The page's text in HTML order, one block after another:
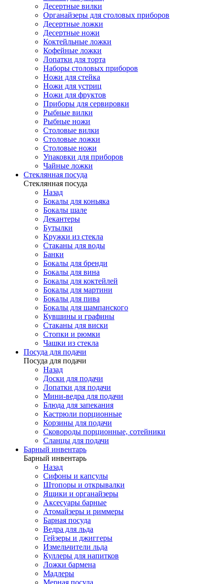
Десертные вилки
Органайзеры для столовых приборов
Десертные ложки
Десертные ножи
Коктейльные ложки
Кофейные ложки
Лопатки для торта
Наборы столовых приборов
Ножи для стейка
Ножи для устриц
Ножи для фруктов
Приборы для сервировки
Рыбные вилки
Рыбные ножи
Столовые вилки
Столовые ложки
Столовые ножи
Упаковки для приборов
Чайные ложки
Стеклянная посуда
Стеклянная посуда
Назад
Бокалы для коньяка
Бокалы шале
Декантеры
Бутылки
Кружки из стекла
Стаканы для воды
Банки
Бокалы для бренди
Бокалы для вина
Бокалы для коктейлей
Бокалы для мартини
Бокалы для пива
Бокалы для шампанского
Кувшины и графины
Стаканы для виски
Стопки и рюмки
Чашки из стекла
Посуда для подачи
Посуда для подачи
Назад
Доски для подачи
Лопатки для подачи
Мини-ведра для подачи
Блюда для запекания
Кастрюли порционные
Корзины для подачи
Сковороды порционные, сотейники
Сланцы для подачи
Барный инвентарь
Барный инвентарь
Назад
Сифоны и капсулы
Штопоры и открывалки
Ящики и органайзеры
Аксесуары барные
Атомайзеры и риммеры
Барная посуда
Ведра для льда
Гейзеры и джиггеры
Измельчители льда
Куллеры для напитков
Ложки бармена
Мадлеры